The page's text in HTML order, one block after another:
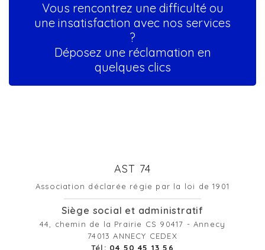
Vous rencontrez une difficulté ou
une insatisfaction avec nos services
?
Déposez une réclamation en
quelques clics
AST 74
Association déclarée régie par la loi de 1901
Siège social et administratif
44, chemin de la Prairie CS 90417 - Annecy
74013 ANNECY CEDEX
Tél: 04 50 45 13 56